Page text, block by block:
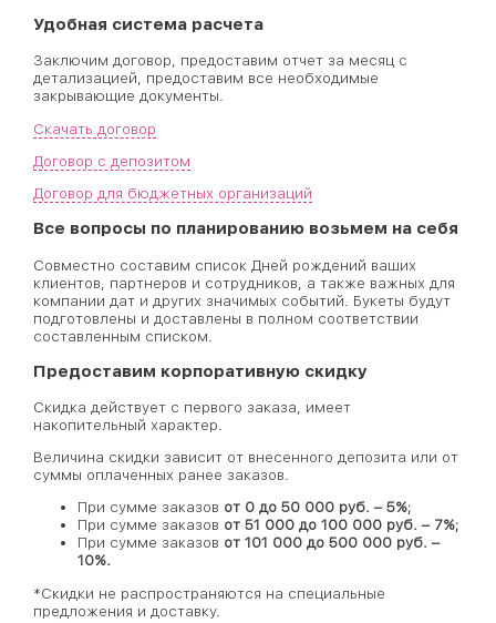
Удобная система расчета
Заключим договор, предоставим отчет за месяц с
детализацией, предоставим все необходимые
закрывающие документы.
Скачать договор
Договор с депозитом
Договор для бюджетных организаций
Все вопросы по планированию возьмем на себя
Совместно составим список Дней рождений ваших
клиентов, партнеров и сотрудников, а также важных для
компании дат и других значимых событий. Букеты будут
подготовлены и доставлены в полном соответствии
составленным списком.
Предоставим корпоративную скидку
Скидка действует с первого заказа, имеет
накопительный характер.
Величина скидки зависит от внесенного депозита или от
суммы оплаченных ранее заказов.
При сумме заказов от 0 до 50 000 руб. – 5%;
При сумме заказов от 51 000 до 100 000 руб. – 7%;
При сумме заказов от 101 000 до 500 000 руб. –
10%.
*Скидки не распространяются на специальные
предложения и доставку.